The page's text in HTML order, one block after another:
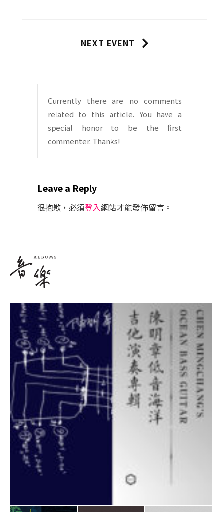
NEXT EVENT
Currently there are no comments
related to this article. You have a
special honor to be the first
commenter. Thanks!
Leavea Reply
很抱歉，必須登入網站才能發佈留言。